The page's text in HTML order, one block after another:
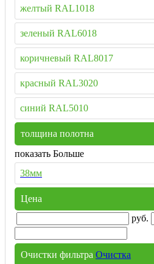
желтый RAL1018
зеленый RAL6018
коричневый RAL8017
красный RAL3020
синий RAL5010
толщина полотна
показать Больше
38мм
Цена
руб.
Очистки фильтра Очистка